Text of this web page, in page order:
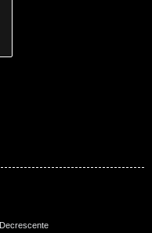
Decrescente